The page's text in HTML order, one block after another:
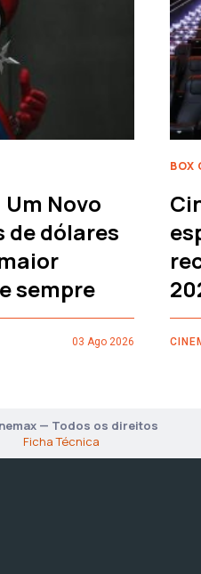
Novo
de dólares
sempre
03 Ago 2026
BOX
— Todos os direitos
Ficha Técnica